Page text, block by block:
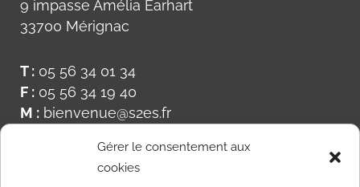
Gérer le consentement aux
cookies
9 impasse Amélia Earhart
33700 Mérignac
T : 05 56 34 01 34
F : 05 56 34 19 40
M : bienvenue@s2es.fr